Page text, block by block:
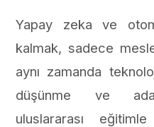
Yapay zeka ve
kalmak, sadece
aynı zamanda
düşünme ve
uluslararası eğitimle